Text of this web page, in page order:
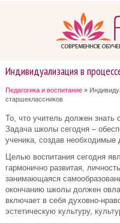
Индивидуализация в
Педагогика и воспитание »
старшеклассников
То, что учитель должен знать
Задача школы сегодня –
ученика, создав необходимые
Целью воспитания сегодня
гармонично развитая,
занимающаяся
окончанию школы должен
включает в себя духовно-
эстетическую культуру,